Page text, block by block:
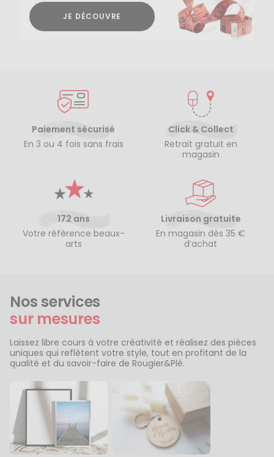
JE DÉCOUVRE
Paiement sécurisé
En 3 ou 4 fois sans frais
Click & Collect
Retrait gratuit en
magasin
172 ans
Votre référence beaux-
arts
Livraison gratuite
En magasin dès 35 €
d’achat
Nos services
sur mesures
Laissez libre cours à votre créativité et réalisez des pièces
uniques qui reflètent votre style, tout en profitant de la
qualité et du savoir-faire de Rougier&Plé.